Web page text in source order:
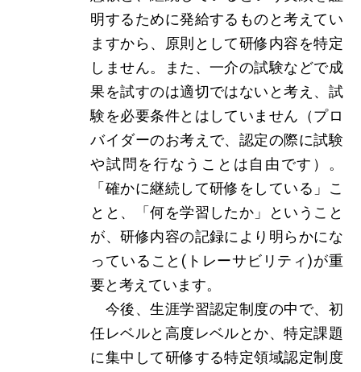
明するために発給するものと考えてい
ますから、原則として研修内容を特定
しません。また、一介の試験などで成
果を試すのは適切ではないと考え、試
験を必要条件とはしていません（プロ
バイダーのお考えで、認定の際に試験
や試問を行なうことは自由です）。
「確かに継続して研修をしている」こ
とと、「何を学習したか」ということ
が、研修内容の記録により明らかにな
っていること(トレーサビリティ)が重
要と考えています。
今後、生涯学習認定制度の中で、初
任レベルと高度レベルとか、特定課題
に集中して研修する特定領域認定制度